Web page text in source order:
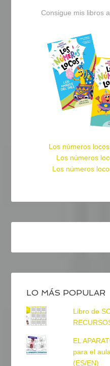
Consigue mis libros
Los números
Los números
Los números
LO MÁS POPULAR
Libro de
EL
para el
(ES/EN)